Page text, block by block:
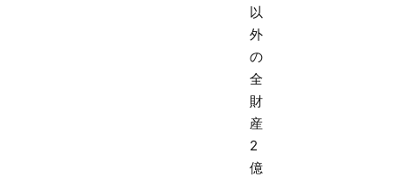
以
外
の
全
財
産
2
億